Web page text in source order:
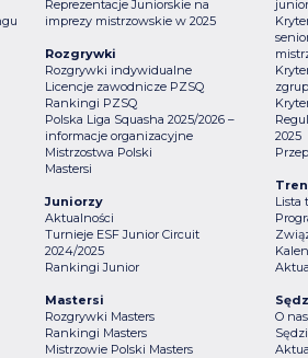
Reprezentacje Juniorskie na
imprezy mistrzowskie w 2025
Rozgrywki
Rozgrywki indywidualne
Licencje zawodnicze PZSQ
Rankingi PZSQ
Polska Liga Squasha 2025/2026 –
informacje organizacyjne
Mistrzostwa Polski
Mastersi
Juniorzy
Aktualności
Turnieje ESF Junior Circuit
2024/2025
Rankingi Junior
Mastersi
Rozgrywki Masters
Rankingi Masters
Mistrzowie Polski Masters
2025
Lista
O nas